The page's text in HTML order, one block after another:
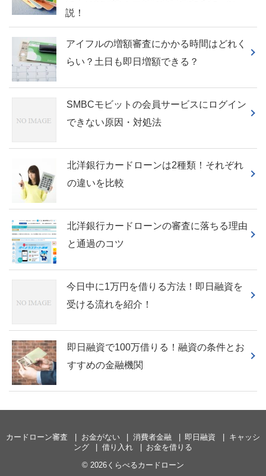
説！
アイフルの増額審査にかかる時間はどれく
らい？土日も即日増額できる？
SMBCモビットの会員サービスにログイン
できない原因・対処法
北洋銀行カードローンは2種類！それぞれ
の違いを比較
北洋銀行カードローンの審査に落ちる理由
と通過のコツ
今日中に1万円を借りる方法！即日融資を
受ける流れを紹介！
即日融資で100万借りる！融資の条件とお
すすめの金融機関
カードローン審査 お金がない 消費者金融 即日融資
キャッシ
ング
借り入れ
お金を借りる
© 2026くらべるカードローン